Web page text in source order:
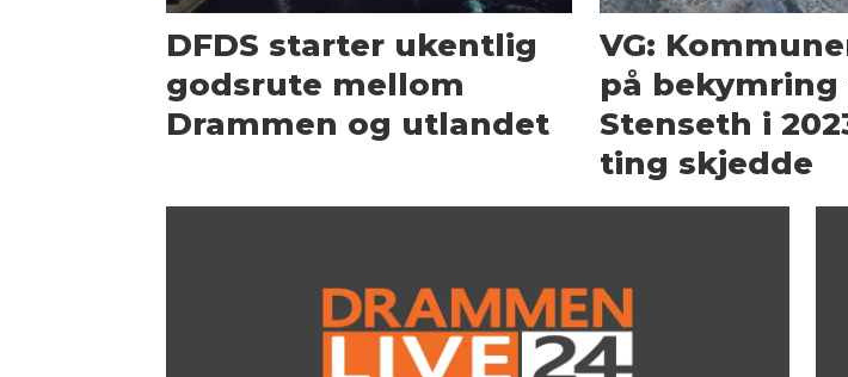
DFDS starter ukentlig
godsrute mellom
Drammen og utlandet
VG:
på
Stenseth i
ting skjedde